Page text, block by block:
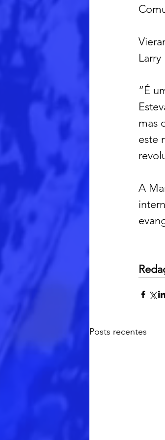
“É
mas
este
A
Posts recentes